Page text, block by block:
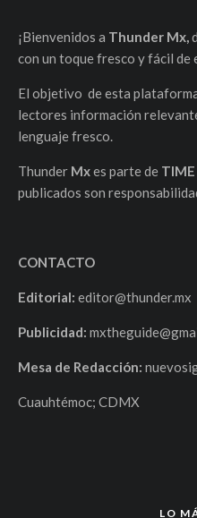
¡Bienvenidos a Thunder Mx,
con un toque fresco y fácil de
El objetivo de esta
lectores información
lenguaje fresco.
Thunder Mxes parte de TIME
publicados son
CONTACTO
Editorial: editor@thunder.mx
Publicidad:
Mesa de Redacción:
Cuauhtémoc; CDMX
LO